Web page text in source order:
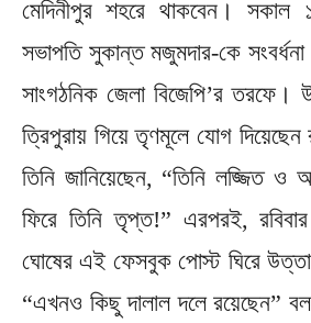
মেদিনীপুর শহরে থাকবেন। সকাল
সভাপতি সুকান্ত মজুমদার-কে সংবর্ধনা
সাংগঠনিক জেলা বিজেপি’র তরফে।
ত্রিপুরায় গিয়ে তৃণমূলে যোগ দিয়েছেন
তিনি জানিয়েছেন, “তিনি লজ্জিত
ফিরে তিনি তৃপ্ত!” এরপরই, রবিবার
ঘোষের এই ফেসবুক পোস্ট ঘিরে
“এখনও কিছু দালাল দলে রয়েছেন”